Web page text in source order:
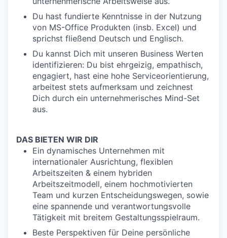
Du hast fundierte Kenntnisse in der Nutzung
von MS-Office Produkten (insb. Excel) und
sprichst fließend Deutsch und Englisch.
Du kannst Dich mit unseren Business Werten
identifizieren: Du bist ehrgeizig, empathisch,
engagiert, hast eine hohe Serviceorientierung,
arbeitest stets aufmerksam und zeichnest
Dich durch ein unternehmerisches Mind-Set
aus.
DAS BIETEN WIR DIR
Ein dynamisches Unternehmen mit
internationaler Ausrichtung, flexiblen
Arbeitszeiten & einem hybriden
Arbeitszeitmodell, einem hochmotivierten
Team und kurzen Entscheidungswegen, sowie
eine spannende und verantwortungsvolle
Tätigkeit mit breitem Gestaltungsspielraum.
Beste Perspektiven für Deine persönliche